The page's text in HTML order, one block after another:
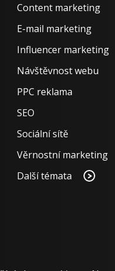
Content marketing
E-mail marketing
Influencer marketing
Návštěvnost webu
PPC reklama
SEO
Sociální sítě
Věrnostní marketing
Další témata